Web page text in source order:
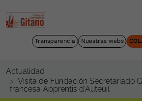
Transparencia Nuestras webs
Actualidad
Visita de Fundación Secretariado
francesa Apprentis d’Auteuil